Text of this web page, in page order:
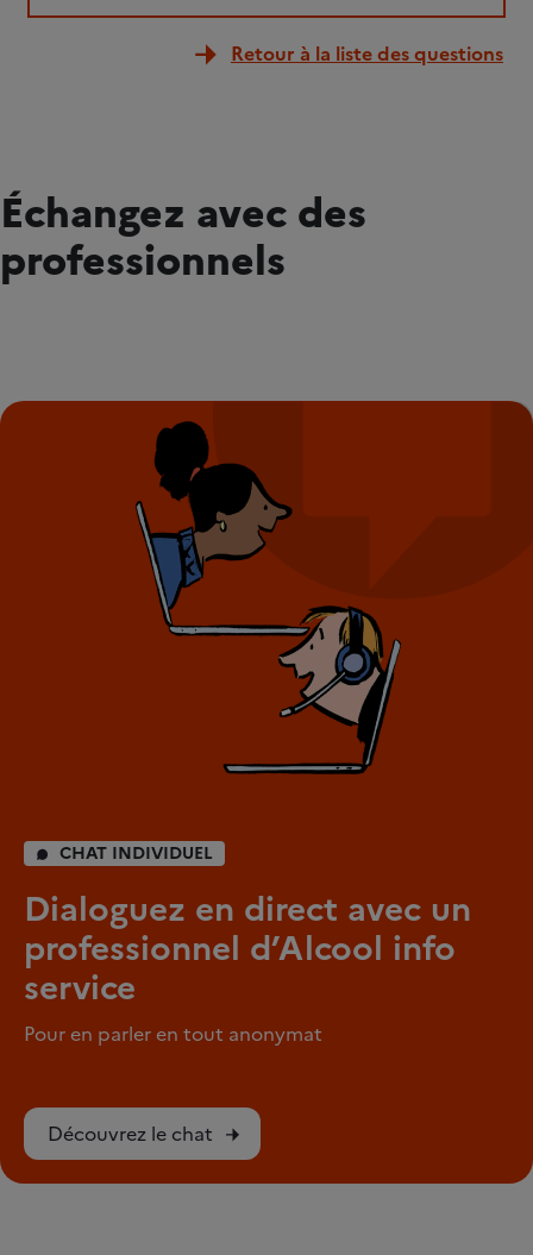
Retour à la liste des questions
Échangez avec des
professionnels
CHAT INDIVIDUEL
Dialoguez en direct avec un
professionnel d’Alcool info
service
Pour en parler en tout anonymat
Découvrez le chat